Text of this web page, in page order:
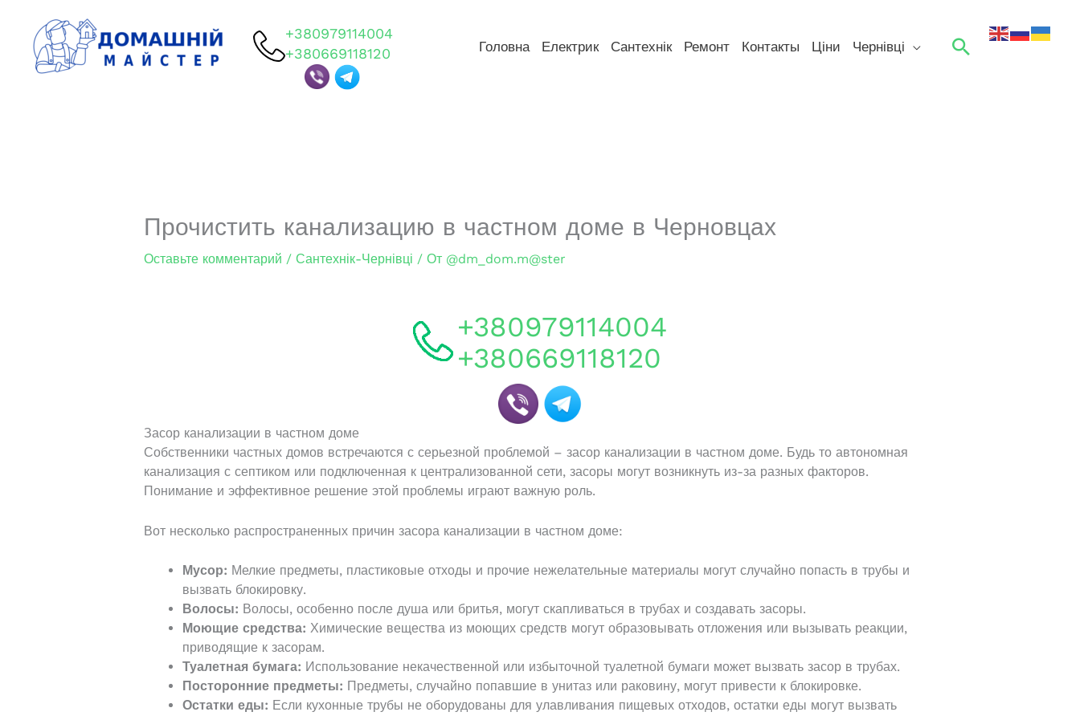
содержимому
+380979114004
+380669118120
Головна Електрик Сантехнік Ремонт Контакты Ціни Чернівці Поиск
Прочистить канализацию в частном доме в Черновцах
Оставьте комментарий / Сантехнік-Чернівці / От @dm_dom.m@ster
+380979114004
+380669118120
Засор канализации в частном доме
Собственники частных домов встречаются с серьезной проблемой – засор канализации в частном доме. Будь то автономная
канализация с септиком или подключенная к централизованной сети, засоры могут возникнуть из-за разных факторов.
Понимание и эффективное решение этой проблемы играют важную роль.
Вот несколько распространенных причин засора канализации в частном доме:
Мусор: Мелкие предметы, пластиковые отходы и прочие нежелательные материалы могут случайно попасть в трубы и
вызвать блокировку.
Волосы: Волосы, особенно после душа или бритья, могут скапливаться в трубах и создавать засоры.
Моющие средства: Химические вещества из моющих средств могут образовывать отложения или вызывать реакции,
приводящие к засорам.
Туалетная бумага: Использование некачественной или избыточной туалетной бумаги может вызвать засор в трубах.
Посторонние предметы: Предметы, случайно попавшие в унитаз или раковину, могут привести к блокировке.
Остатки еды: Если кухонные трубы не оборудованы для улавливания пищевых отходов, остатки еды могут вызвать